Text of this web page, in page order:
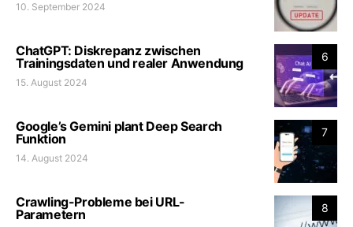
10. September 2024
6
ChatGPT: Diskrepanz zwischen
Trainingsdaten und realer Anwendung
15. August 2024
7
Google’s Gemini plant Deep Search
Funktion
14. August 2024
8
Crawling-Probleme bei URL-
Parametern